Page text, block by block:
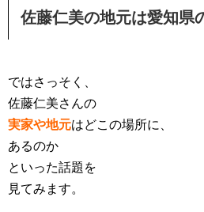
佐藤仁美の地元は愛知県
ではさっそく、
佐藤仁美さんの
実家や地元はどこの場所に、
あるのか
といった話題を
見てみます。